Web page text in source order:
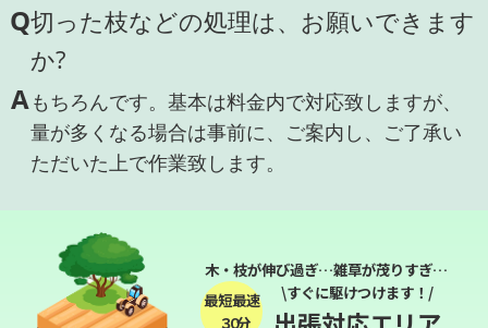
Q切った枝などの処理は、お願いできます
か?
Aもちろんです。基本は料金内で対応致しますが、
量が多くなる場合は事前に、ご案内し、ご了承い
ただいた上で作業致します。
木・枝が伸び過ぎ…雑草が茂りすぎ…
最短最速
３０分
\すぐに駆けつけます！/